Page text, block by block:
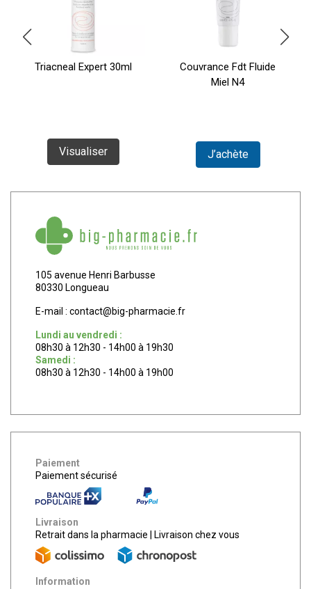
Triacneal Expert 30ml
Visualiser
Couvrance Fdt Fluide
Miel N4
J’achète
105 avenue Henri Barbusse
80330 Longueau
E-mail : contact@big-pharmacie.fr
Lundi au vendredi :
08h30 à 12h30 - 14h00 à 19h30
Samedi :
08h30 à 12h30 - 14h00 à 19h00
Paiement
Paiement sécurisé
Livraison
Retrait dans la pharmacie
Livraison chez vous
Information